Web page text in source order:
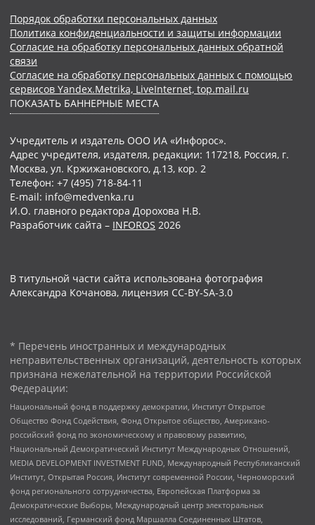
Порядок обработки персональных данных
Политика конфиденциальности и защиты информации
Согласие на обработку персональных данных обратной
связи
Согласие на обработку персональных данных с помощью
сервисов Yandex.Metrika, LiveInternet, top.mail.ru
ПОКАЗАТЬ БАННЕРНЫЕ МЕСТА
Учредитель и издатель ООО ИА «Инфорос».
Адрес учредителя, издателя, редакции: 117218, Россия, г.
Москва, ул. Кржижановского, д.13, кор. 2
Телефон: +7 (495) 718-84-11
E-mail: info@medvenka.ru
И.О. главного редактора Дорохова Н.В.
Разработчик сайта – INFOROS 2026
В титульной части сайта использована фотография
Александра Кочанова, лицензия CC-BY-SA-3.0
* Перечень иностранных и международных
неправительственных организаций, деятельность которых
признана нежелательной на территории Российской
Федерации:
Национальный фонд в поддержку демократии, Институт Открытое
Общество Фонд Содействия, Фонд Открытое общество, Американо-
российский фонд по экономическому и правовому развитию,
Национальный Демократический Институт Международных Отношений,
MEDIA DEVELOPMENT INVESTMENT FUND, Международный Республиканский
Институт, Открытая Россия, Институт современной России, Черноморский
фонд регионального сотрудничества, Европейская Платформа за
Демократические Выборы, Международный центр электоральных
исследований, Германский фонд Маршалла Соединенных Штатов,